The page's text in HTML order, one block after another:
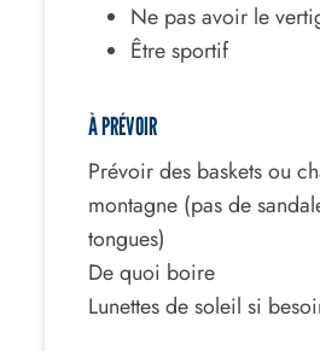
Ne pas avoir le
Être sportif
À PRÉVOIR
Prévoir des baskets ou
montagne (pas de
tongues)
De quoi boire
Lunettes de soleil si